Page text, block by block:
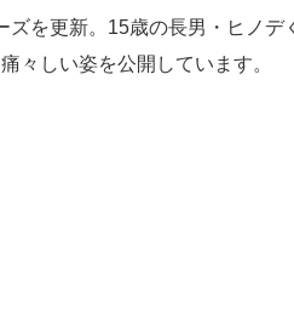
を更新。15歳の長男・ヒノデ
々しい姿を公開しています。